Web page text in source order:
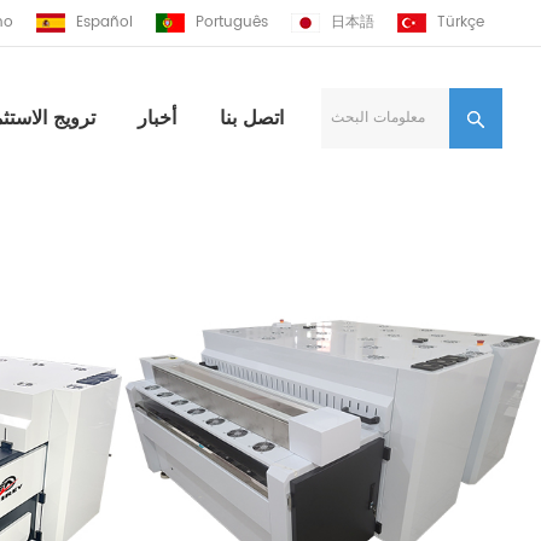
Español Português 日本語 Türkçe
معلومات البحث ترويج أخبار اتصل بنا